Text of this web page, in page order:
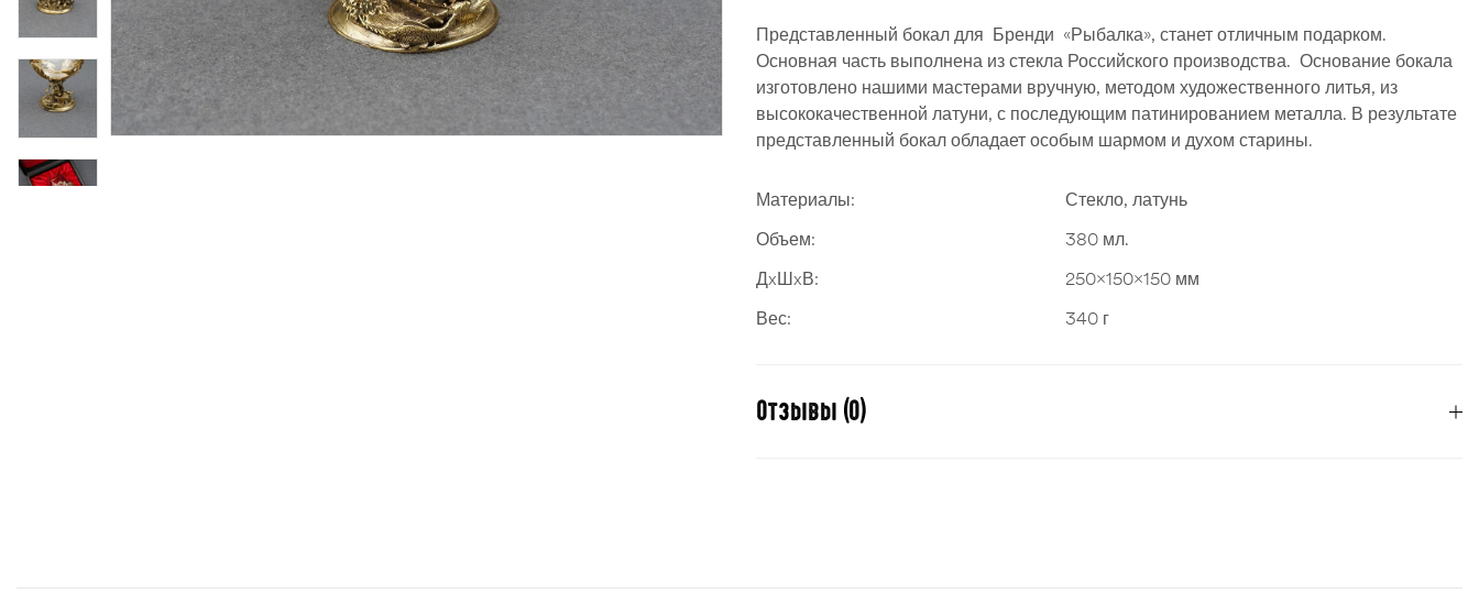
Представленный бокал для Бренди «Рыбалка», станет отличным подарком.
Основная часть выполнена из стекла Российского производства. Основание бокала
изготовлено нашими мастерами вручную, методом художественного литья, из
высококачественной латуни, с последующим патинированием металла. В результате
представленный бокал обладает особым шармом и духом старины.
Материалы:
Стекло, латунь
Объем:
380 мл.
ДxШxВ:
250x150x150 мм
Вес:
340 г
Отзывы (0)